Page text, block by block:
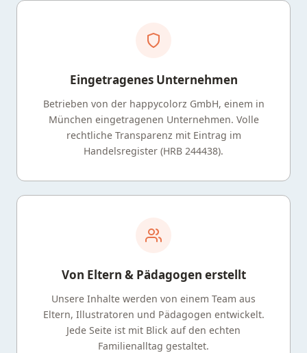
Eingetragenes Unternehmen
Betrieben von der happycolorz GmbH, einem in
München eingetragenen Unternehmen. Volle
rechtliche Transparenz mit Eintrag im
Handelsregister (HRB 244438).
Von Eltern & Pädagogen erstellt
Unsere Inhalte werden von einem Team aus
Eltern, Illustratoren und Pädagogen entwickelt.
Jede Seite ist mit Blick auf den echten
Familienalltag gestaltet.